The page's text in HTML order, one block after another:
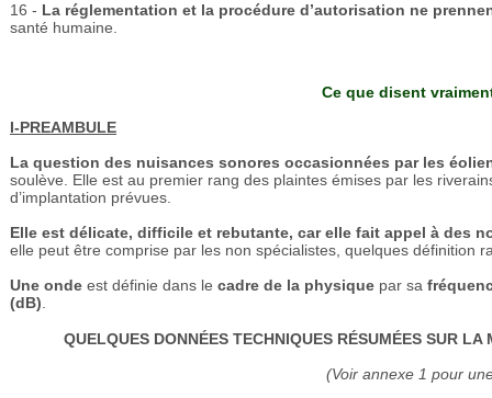
16 - La réglementation et la procédure d’autorisation ne
santé humaine.
Ce que disent
I-PREAMBULE
La question des nuisances sonores occasionnées par les
soulève. Elle est au premier rang des plaintes émises par les
d’implantation prévues.
Elle est délicate, difficile et rebutante, car elle fait appel à des
elle peut être comprise par les non spécialistes, quelques définition
Une onde est définie dans le cadre de la physique par sa
(dB)
QUELQUES DONNÉES TECHNIQUES RÉSUMÉES SUR LA
(Voir annexe 1 pour